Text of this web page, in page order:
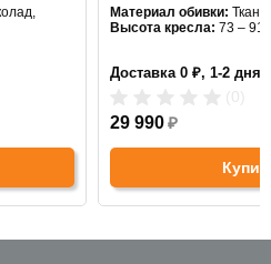
Материал обивки: Ткань
Высота кресла: 73 – 91
Доставка 0 ₽, 1-2 дня
29 990 ₽